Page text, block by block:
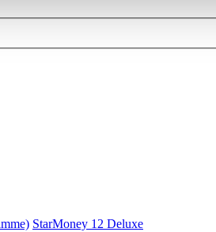
StarMoney 12 Deluxe